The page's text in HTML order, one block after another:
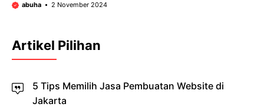
abuha 2 November 2024
Artikel Pilihan
5 Tips Memilih Jasa Pembuatan Website di
Jakarta